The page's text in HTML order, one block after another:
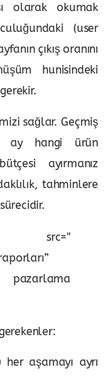
olarak okumak
(user
çıkış oranını
hunisindeki
sağlar. Geçmiş
ay hangi ürün
ayırmanız
tahminlere
”
aşamayı ayrı